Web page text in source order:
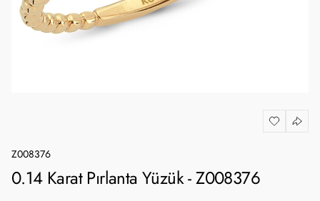
Z008376
0.14 Karat Pırlanta Yüzük - Z008376